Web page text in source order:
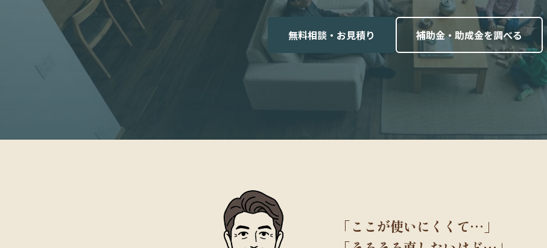
無料相談・お見積り 補助金・助成金を調べる
「ここが使いにくくて…」